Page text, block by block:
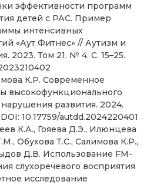
эффективности программ
детей с РАС. Пример
интенсивных
«Аут Фитнес» // Аутизм и
2023. Том 21. № 4. С. 15–25.
К.Р. Современное
высокофункционального
развития. 2024.
10.17759/autdd.2024220401
К.А., Гояева Д.Э., Илюнцева
Обухова Т.С., Салимова К.Р.,
Д.В. Использование FM-
слухоречевого восприятия
исследование